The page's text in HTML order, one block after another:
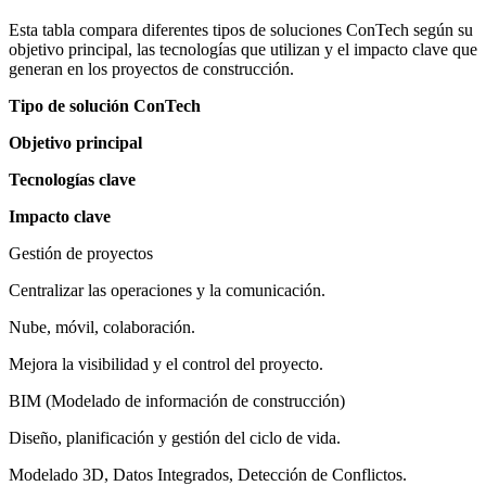
Esta tabla compara diferentes tipos de soluciones ConTech según su
objetivo principal, las tecnologías que utilizan y el impacto clave que
generan en los proyectos de construcción.
Tipo de solución ConTech
Objetivo principal
Tecnologías clave
Impacto clave
Gestión de proyectos
Centralizar las operaciones y la comunicación.
Nube, móvil, colaboración.
Mejora la visibilidad y el control del proyecto.
BIM (Modelado de información de construcción)
Diseño, planificación y gestión del ciclo de vida.
Modelado 3D, Datos Integrados, Detección de Conflictos.